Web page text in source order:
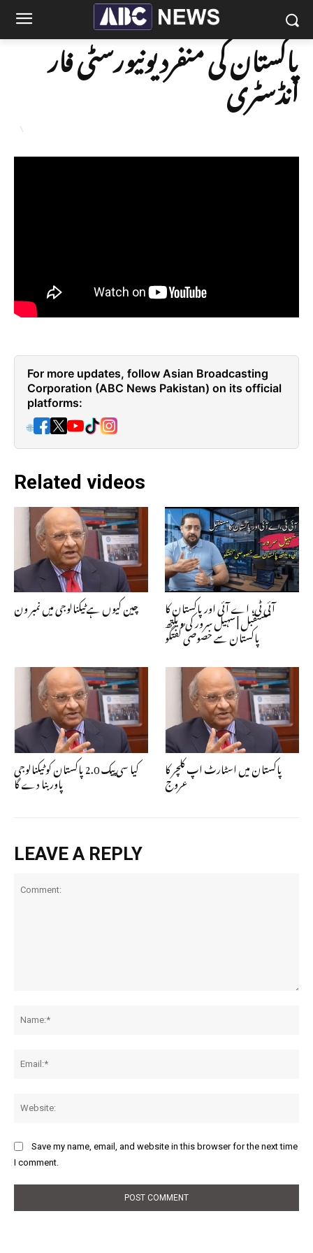
پاکستان کی منفرد یونیورسٹی فار
انڈسٹری
For more updates, follow Asian Broadcasting
Corporation (ABC News Pakistan) on its official
platforms:
🌐
Related videos
چین کیوں ہے ٹیکنالوجی میں نمبر ون آئی ٹی، اے آئی اور پاکستان کا
مستقبل | سہیل سرور کی ویلتھ
پاکستان سے خصوصی گفتگو
کیا سی پیک 2.0 پاکستان کو ٹیکنالوجی
پاور بنا دے گا
پاکستان میں اسٹارٹ اپ کلچر کا
عروج
LEAVE A REPLY
Save my name, email, and website in this browser for the next time
I comment.